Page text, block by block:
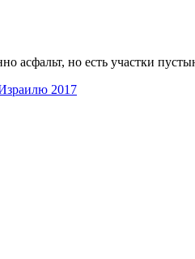
но есть участки
2017